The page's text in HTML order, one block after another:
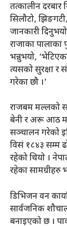
तत्कालीन दरबार
सिलौटो,
जानकारी
राजाका पालाका
भन्नुभयो,
त्यसको सुरक्षा र
गरेका छौ ।’
राजबम मल्लको
बेनी र अरू आठ
सञ्चालन गरेको
विसं १८४३ सम्म
रहेको थियो ।
रहेका
डिभिजन वन
सार्वजनिक
बनाइएको छ ।